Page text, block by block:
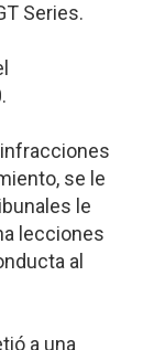
Series.
se le
le
lecciones
al
a una